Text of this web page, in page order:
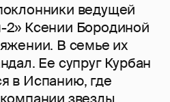
ведущей
Ксении Бородиной
В семье их
Ее супруг Курбан
в Испанию, где